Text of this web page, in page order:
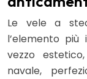
Le vele a
l’elemento
vezzo
navale,